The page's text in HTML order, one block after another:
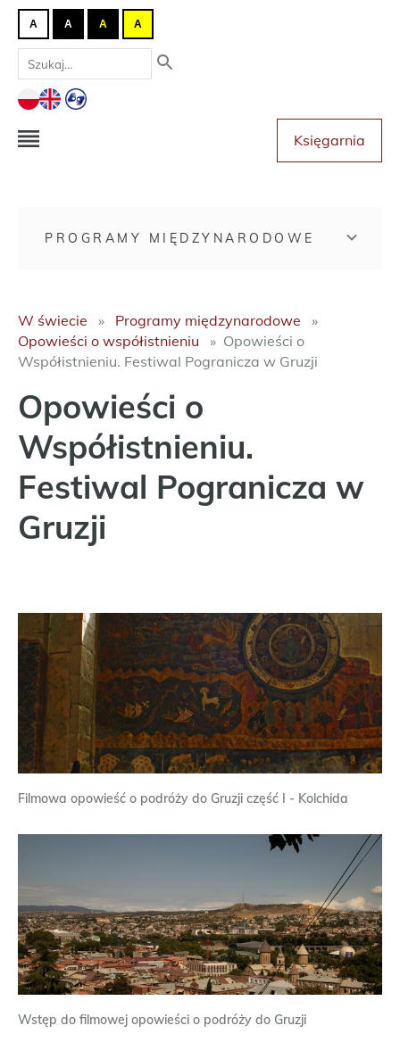
A A A A
Księgarnia
PROGRAMY MIĘDZYNARODOWE
W świecie
Programy międzynarodowe
Opowieści o współistnieniu
Opowieści o
Współistnieniu. Festiwal Pogranicza w Gruzji
Opowieści o
Współistnieniu.
Festiwal Pogranicza w
Gruzji
Filmowa opowieść o podróży do Gruzji część I - Kolchida
Wstęp do filmowej opowieści o podróży do Gruzji